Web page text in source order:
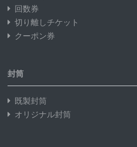
回数券
切り離しチケット
クーポン券
封筒
既製封筒
オリジナル封筒